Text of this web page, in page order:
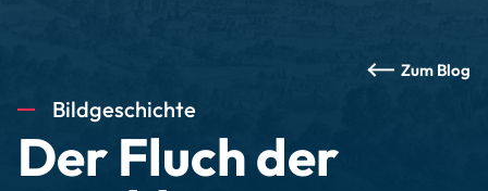
Zum Blog
Bildgeschichte
Der Fluch der